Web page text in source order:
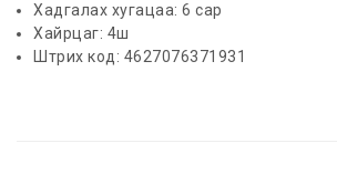
Хадгалах хугацаа: 6 сар
Хайрцаг: 4ш
Штрих код: 4627076371931